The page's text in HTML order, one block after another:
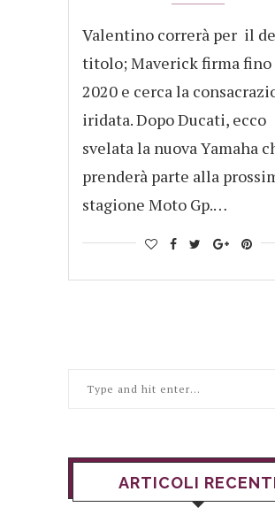
Valentino correrà per il
titolo; Maverick firma fino
2020 e cerca la
iridata. Dopo Ducati, ecco
svelata la nuova Yamaha
prenderà parte alla
stagione Moto Gp.…
ARTICOLI